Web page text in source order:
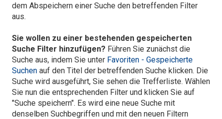
dem Abspeichern einer Suche den betreffenden Filter
aus.
Sie wollen zu einer bestehenden gespeicherten
Suche Filter hinzufügen? Führen Sie zunächst die
Suche aus, indem Sie unter Favoriten - Gespeicherte
Suchen auf den Titel der betreffenden Suche klicken. Die
Suche wird ausgeführt, Sie sehen die Trefferliste. Wählen
Sie nun die entsprechenden Filter und klicken Sie auf
"Suche speichern". Es wird eine neue Suche mit
denselben Suchbegriffen und mit den neuen Filtern